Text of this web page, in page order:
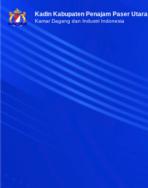
Kadin Kabupaten Penajam Paser Utara
Kamar Dagang dan Industri Indonesia